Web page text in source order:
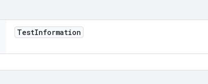
TestInformation